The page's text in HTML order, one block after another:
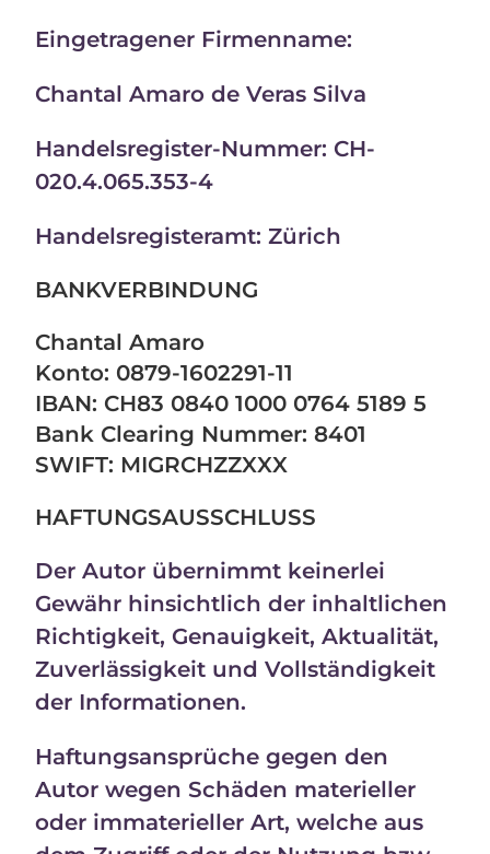
Eingetragener Firmenname:
Chantal Amaro de Veras Silva
Handelsregister-Nummer: CH-
020.4.065.353-4
Handelsregisteramt: Zürich
BANKVERBINDUNG
Chantal Amaro
Konto: 0879-1602291-11
IBAN: CH83 0840 1000 0764 5189 5
Bank Clearing Nummer: 8401
SWIFT: MIGRCHZZXXX
HAFTUNGSAUSSCHLUSS
Der Autor übernimmt keinerlei
Gewähr hinsichtlich der inhaltlichen
Richtigkeit, Genauigkeit, Aktualität,
Zuverlässigkeit und Vollständigkeit
der Informationen.
Haftungsansprüche gegen den
Autor wegen Schäden materieller
oder immaterieller Art, welche aus